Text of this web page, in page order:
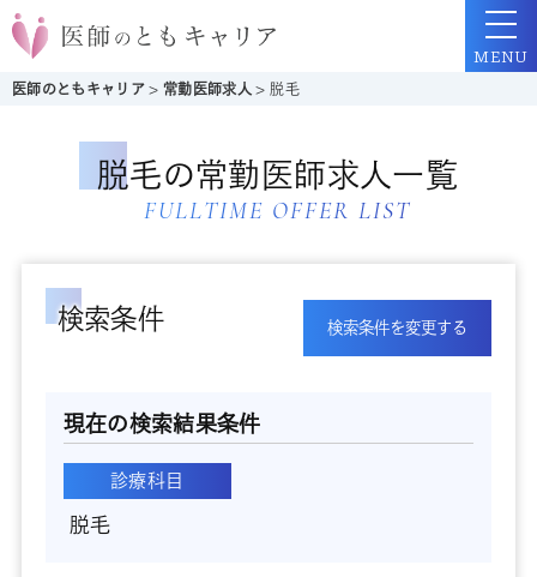
医師のともキャリア >常勤医師求人 > 脱毛
MENU
脱毛の常勤医師求人一覧
FULLTIME OFFER LIST
検索条件 検索条件を変更する
現在の検索結果条件
診療科目
脱毛